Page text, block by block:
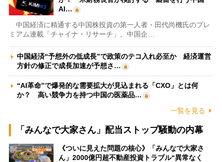
AI…
中国経済に精通する中国株投資の第一人者・田代尚機氏のプレ
ミアム連載「チャイナ・リサーチ」。中国企…
中国経済“予想外の低成長”で政策のテコ入れ必至か 経済運営
方針の修正で成長加速が予想さ…
“AI革命”で爆発的な需要拡大が見込まれる「CXO」とは何
か？ 高い競争力を持つ中国の医薬品…
一覧を見る
「みんなで大家さん」配当ストップ騒動の内幕
《ついに見えた問題の核心》「みんなで大家さ
ん」2000億円超不動産投資トラブル“異常なく